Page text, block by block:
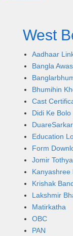
West
Aadhaar
Bangla
Bhumihin
Cast
Didi Ke Bolo
DuareSarkar
Education
Form
Jomir Tothya
Kanyashree
Krishak
Lakshmir
Matirkatha
OBC
PAN